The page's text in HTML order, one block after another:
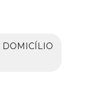
DOMICÍLIO